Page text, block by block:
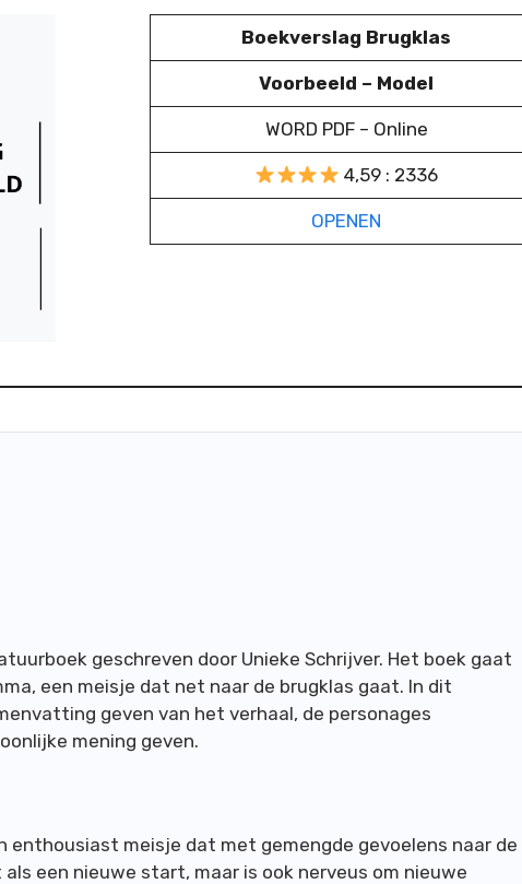
Boekverslag Brugklas
Voorbeeld – Model
WORD PDF – Online
4,59 : 2336
OPENEN
geschreven door Unieke Schrijver. Het boek gaat
een meisje dat net naar de brugklas gaat. In dit
geven van het verhaal, de personages
mening geven.
enthousiast meisje dat met gemengde gevoelens naar de
een nieuwe start, maar is ook nerveus om nieuwe